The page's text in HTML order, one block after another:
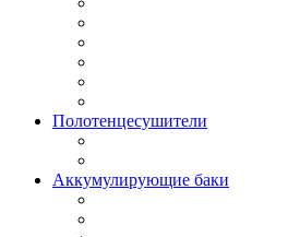
Полотенцесушители
Аккумулирующие баки